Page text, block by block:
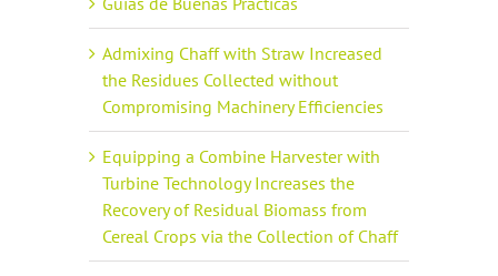
Admixing Chaff with Straw Increased
the Residues Collected without
Compromising Machinery Efficiencies
Equipping a Combine Harvester with
Turbine Technology Increases the
Recovery of Residual Biomass from
Cereal Crops via the Collection of Chaff